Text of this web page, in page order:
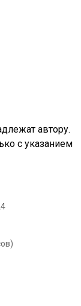
автору.
с указанием